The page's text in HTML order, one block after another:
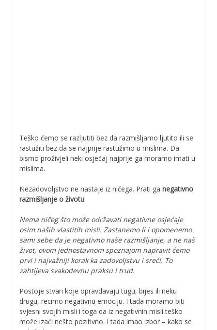
Teško ćemo se razljutiti bez da razmišljamo ljutito ili se
rastužiti bez da se najprije rastužimo u mislima. Da
bismo proživjeli neki osjećaj najprije ga moramo imati u
mislima.
Nezadovoljstvo ne nastaje iz ničega. Prati ga negativno
razmišljanje o životu.
Nema ničeg što može održavati negativne osjećaje
osim naših vlastitih misli. Zastanemo li i opomenemo
sami sebe da je negativno naše razmišljanje, a ne naš
život, ovom jednostavnom spoznajom napravit ćemo
prvi i najvažniji korak ka zadovoljstvu i sreći. To
zahtijeva svakodevnu praksu i trud.
Postoje stvari koje opravdavaju tugu, bijes ili neku
drugu, recimo negativnu emociju. I tada moramo biti
svjesni svojih misli i toga da iz negativnih misli teško
može izaći nešto pozitivno. I tada imao izbor – kako se